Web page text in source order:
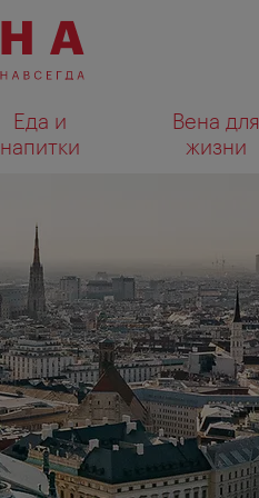
Еда и
напитки
Вена для
жизни